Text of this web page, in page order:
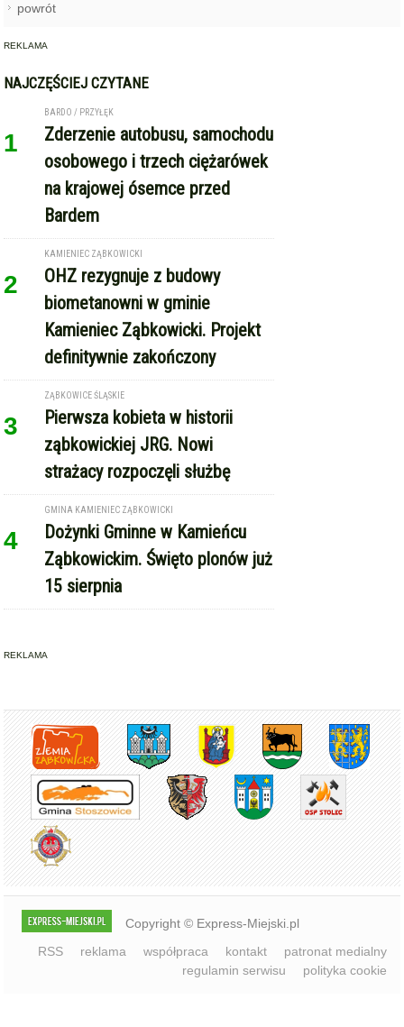
powrót
REKLAMA
NAJCZĘŚCIEJ CZYTANE
1
BARDO / PRZYŁĘK
Zderzenie autobusu, samochodu
osobowego i trzech ciężarówek
na krajowej ósemce przed
Bardem
2
KAMIENIEC ZĄBKOWICKI
OHZ rezygnuje z budowy
biometanowni w gminie
Kamieniec Ząbkowicki. Projekt
definitywnie zakończony
3
ZĄBKOWICE ŚLĄSKIE
Pierwsza kobieta w historii
ząbkowickiej JRG. Nowi
strażacy rozpoczęli służbę
4
GMINA KAMIENIEC ZĄBKOWICKI
Dożynki Gminne w Kamieńcu
Ząbkowickim. Święto plonów już
15 sierpnia
REKLAMA
Copyright © Express-Miejski.pl
RSS
reklama współpraca kontakt
patronat medialny
regulamin serwisu
polityka cookie